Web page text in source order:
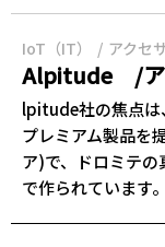
IoT（IT） アクセ
Alpitude /ア
lpitude社の焦点は
プレミアム製品を
ア)で、ドロミテ
で作られています。